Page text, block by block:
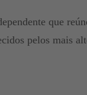
que
pelos mais